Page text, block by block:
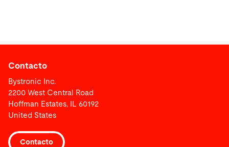
Contacto
Bystronic Inc.
2200 West Central Road
Hoffman Estates, IL 60192
United States
Contacto